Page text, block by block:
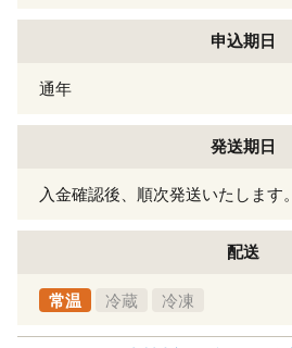
申込期日
通年
発送期日
入金確認後、順次発送いたします。
配送
常温 冷蔵 冷凍